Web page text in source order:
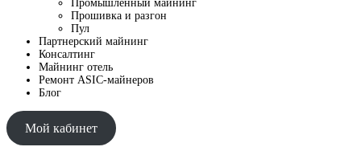
Промышленный майнинг
Прошивка и разгон
Пул
Партнерский майнинг
Консалтинг
Майнинг отель
Ремонт ASIC-майнеров
Блог
Мой кабинет